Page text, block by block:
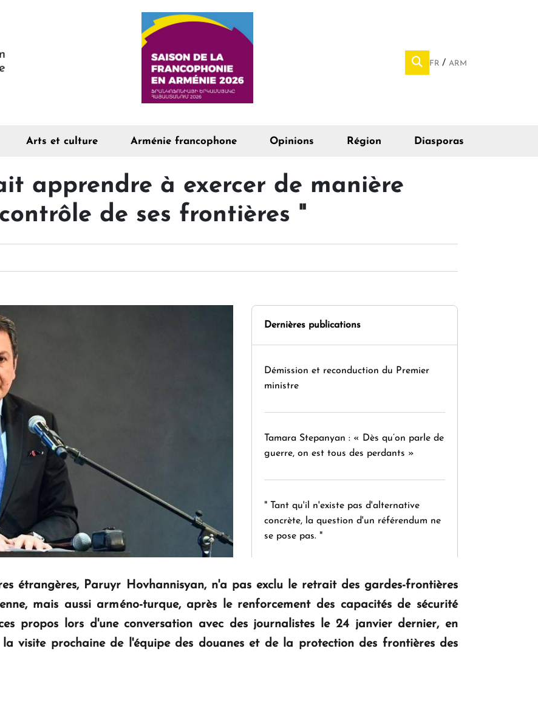
FR ARM
Arts et culture Arménie francophone Opinions Région Diasporas
apprendre à exercer de manière
de ses frontières "
Dernières publications
Démission et reconduction du Premier
ministre
Tamara Stepanyan : « Dès qu’on parle de
guerre, on est tous des perdants »
" Tant qu'il n'existe pas d'alternative
concrète, la question d'un référendum ne
se pose pas. "
KASA : 30 ans d'audace, de résilience et
d'avenir en Arménie
étrangères, Paruyr Hovhannisyan, n'a pas exclu le retrait des gardes-frontières
mais aussi arméno-turque, après le renforcement des capacités de sécurité
propos lors d'une conversation avec des journalistes le 24 janvier dernier, en
visite prochaine de l'équipe des douanes et de la protection des frontières des